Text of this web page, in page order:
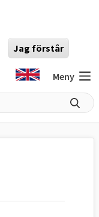
Jag förstår
Meny